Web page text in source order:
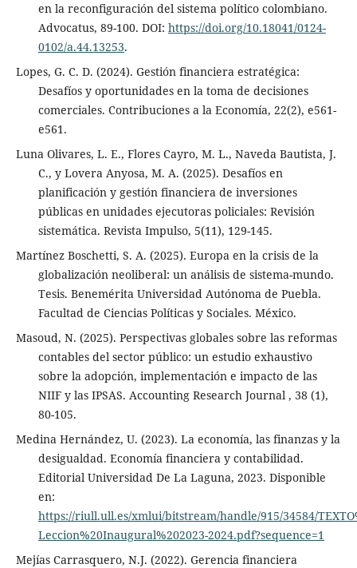
en la reconfiguración del sistema político colombiano.
Advocatus, 89-100. DOI: https://doi.org/10.18041/0124-
0102/a.44.13253.
Lopes, G. C. D. (2024). Gestión financiera estratégica:
Desafíos y oportunidades en la toma de decisiones
comerciales. Contribuciones a la Economía, 22(2), e561-
e561.
Luna Olivares, L. E., Flores Cayro, M. L., Naveda Bautista, J.
C., y Lovera Anyosa, M. A. (2025). Desafíos en
planificación y gestión financiera de inversiones
públicas en unidades ejecutoras policiales: Revisión
sistemática. Revista Impulso, 5(11), 129-145.
Martínez Boschetti, S. A. (2025). Europa en la crisis de la
globalización neoliberal: un análisis de sistema-mundo.
Tesis. Benemérita Universidad Autónoma de Puebla.
Facultad de Ciencias Políticas y Sociales. México.
Masoud, N. (2025). Perspectivas globales sobre las reformas
contables del sector público: un estudio exhaustivo
sobre la adopción, implementación e impacto de las
NIIF y las IPSAS. Accounting Research Journal , 38 (1),
80-105.
Medina Hernández, U. (2023). La economía, las finanzas y la
desigualdad. Economía financiera y contabilidad.
Editorial Universidad De La Laguna, 2023. Disponible
en:
https://riull.ull.es/xmlui/bitstream/handle/915/34584/
Leccion%20Inaugural%202023-2024.pdf?sequence=1
Mejías Carrasquero, N.J. (2022). Gerencia financiera